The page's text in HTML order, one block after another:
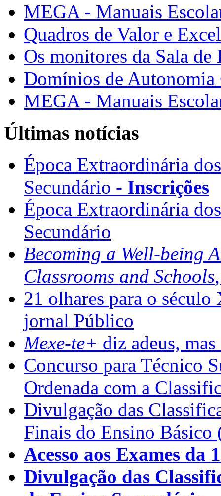
MEGA - Manuais
Quadros de Valor e
Os monitores da Sala de
Domínios de Autonomia
MEGA - Manuais
Últimas notícias
Época Extraordinária
Secundário - Inscrições
Época Extraordinária
Secundário
Becoming a Well-being
Classrooms and Schools
21 olhares para o
jornal Público
Mexe-te+ diz adeus,
Concurso para Técnico
Ordenada com a
Divulgação das
Finais do Ensino Básico
Acesso aos Exames da
Divulgação das